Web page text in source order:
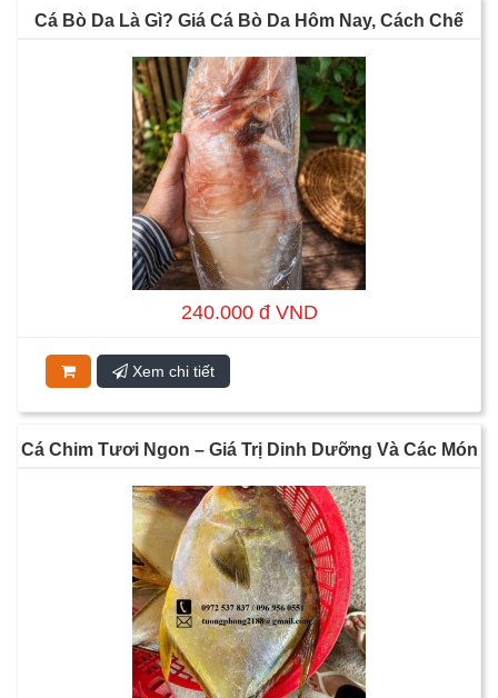
Cá Bò Da Là Gì? Giá Cá Bò Da Hôm Nay, Cách Chế
Biến Và 10 Món Ngon
240.000 đ VND
Xem chi tiết
Cá Chim Tươi Ngon – Giá Trị Dinh Dưỡng Và Các Món
Ăn Hấp Dẫn